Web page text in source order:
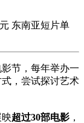
东南亚短片单
节，每年举办一
，尝试探讨艺术
超过30部电影 ，